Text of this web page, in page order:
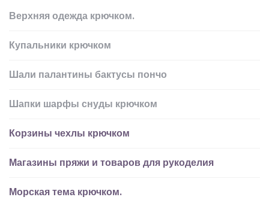
Верхняя одежда крючком.
Купальники крючком
Шали палантины бактусы пончо
Шапки шарфы снуды крючком
Корзины чехлы крючком
Магазины пряжи и товаров для рукоделия
Морская тема крючком.